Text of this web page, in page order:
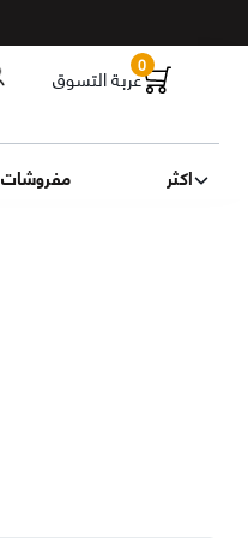
عربة التسوق0
مفروشات اكثر